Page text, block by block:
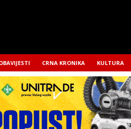
CRNA KRONIKA KULTURA